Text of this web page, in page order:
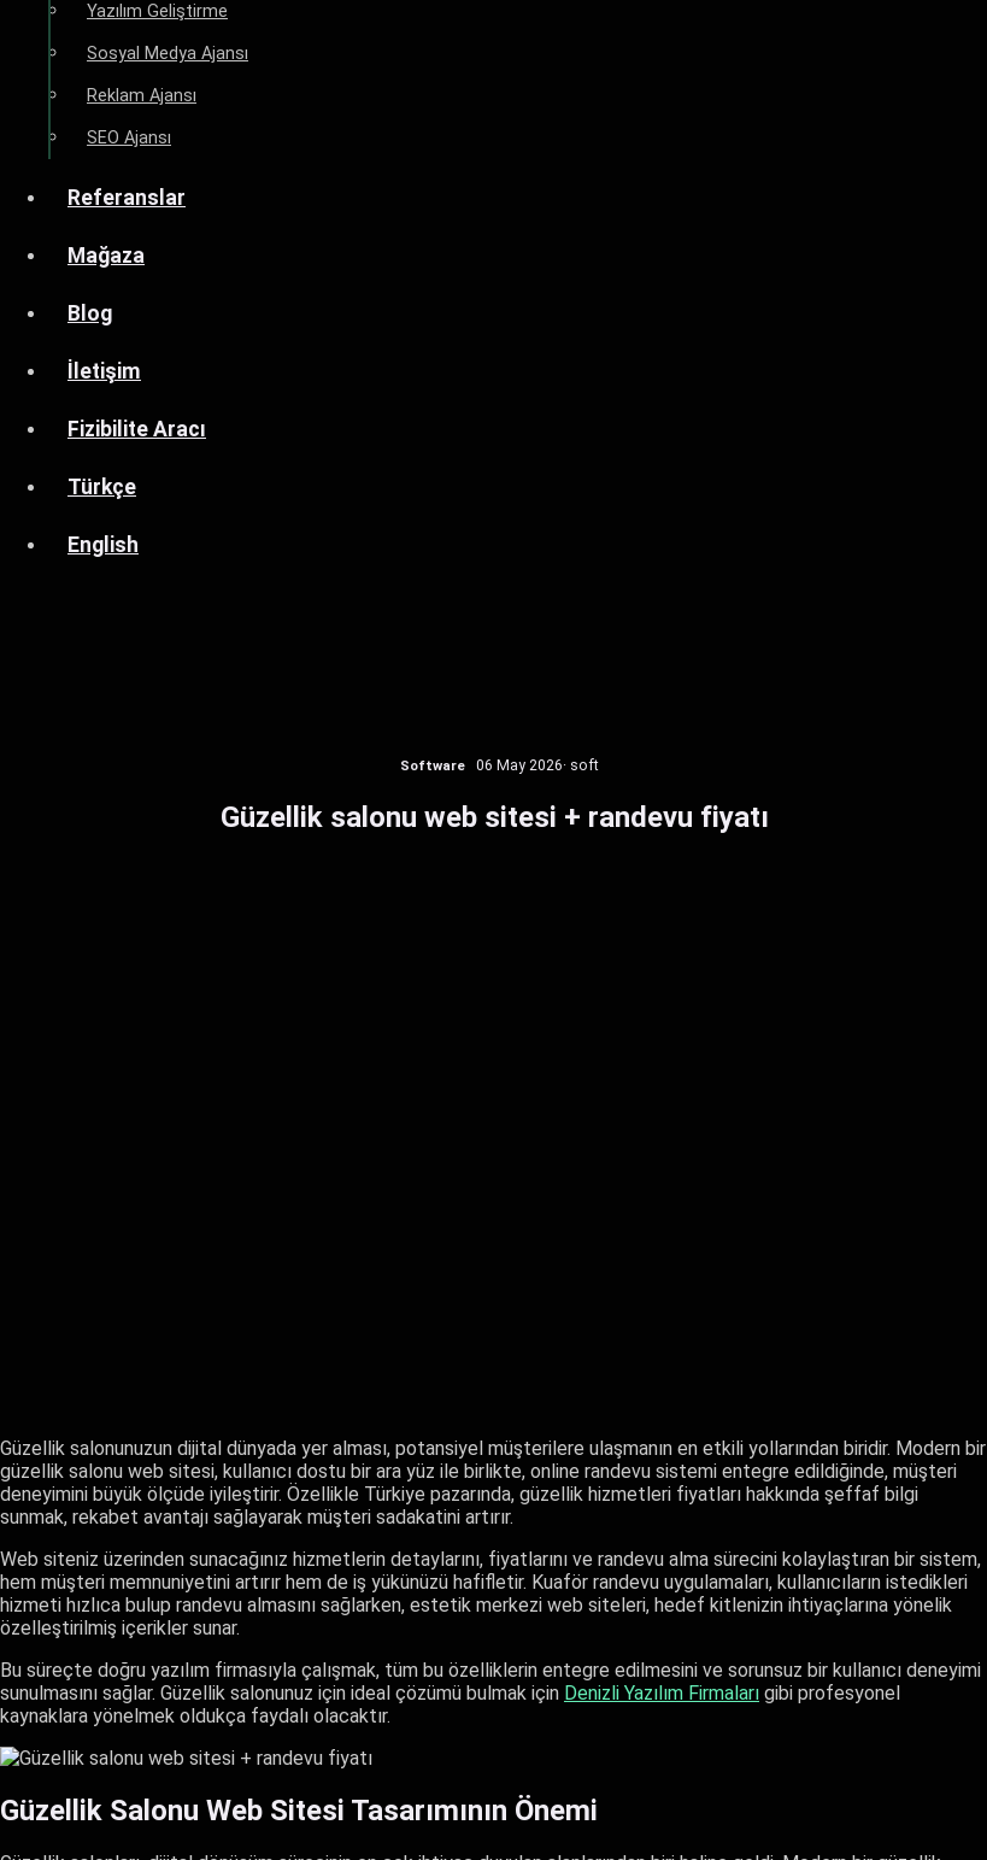
Yazılım Geliştirme
Sosyal Medya Ajansı
Reklam Ajansı
SEO Ajansı
Referanslar
Mağaza
Blog
İletişim
Fizibilite Aracı
Türkçe
English
Software 06 May 2026· soft
Güzellik salonu web sitesi + randevu fiyatı
Güzellik salonunuzun dijital dünyada yer alması, potansiyel müşterilere ulaşmanın en etkili yollarından biridir. Modern bir
güzellik salonu web sitesi, kullanıcı dostu bir ara yüz ile birlikte, online randevu sistemi entegre edildiğinde, müşteri
deneyimini büyük ölçüde iyileştirir. Özellikle Türkiye pazarında, güzellik hizmetleri fiyatları hakkında şeffaf bilgi
sunmak, rekabet avantajı sağlayarak müşteri sadakatini artırır.
Web siteniz üzerinden sunacağınız hizmetlerin detaylarını, fiyatlarını ve randevu alma sürecini kolaylaştıran bir sistem,
hem müşteri memnuniyetini artırır hem de iş yükünüzü hafifletir. Kuaför randevu uygulamaları, kullanıcıların istedikleri
hizmeti hızlıca bulup randevu almasını sağlarken, estetik merkezi web siteleri, hedef kitlenizin ihtiyaçlarına yönelik
özelleştirilmiş içerikler sunar.
Bu süreçte doğru yazılım firmasıyla çalışmak, tüm bu özelliklerin entegre edilmesini ve sorunsuz bir kullanıcı deneyimi
sunulmasını sağlar. Güzellik salonunuz için ideal çözümü bulmak için Denizli Yazılım Firmaları gibi profesyonel
kaynaklara yönelmek oldukça faydalı olacaktır.
Güzellik Salonu Web Sitesi Tasarımının Önemi